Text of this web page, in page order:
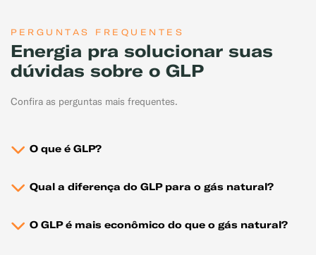
PERGUNTAS FREQUENTES
Energia pra solucionar suas
dúvidas sobre o GLP
Confira as perguntas mais frequentes.
O que é GLP?
Qual a diferença do GLP para o gás natural?
O GLP é mais econômico do que o gás natural?